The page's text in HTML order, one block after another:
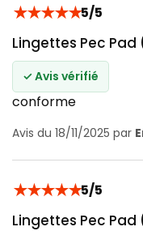
★★★★★5/5
Lingettes Pec
✓ Avis vérifié
conforme
Avis du 18/11/2025 par
★★★★★5/5
Lingettes Pec